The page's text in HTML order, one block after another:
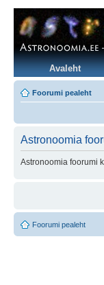
Avaleht
Foorumi pealeht
Astronoomia
Astronoomia foorumi
Foorumi pealeht